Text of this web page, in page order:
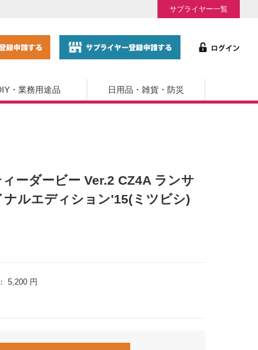
サプライヤー一覧
・業務用途品 日用品・雑貨・防災
ーダービー Ver.2 CZ4A ランサ
ルエディション'15(ミツビシ)
5,200 円